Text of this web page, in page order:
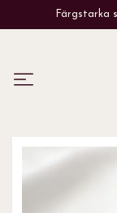
Färgstarka